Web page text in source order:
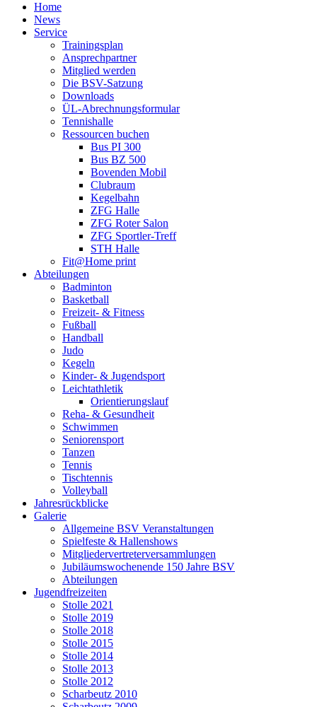
Home
News
Service
Trainingsplan
Ansprechpartner
Mitglied werden
Die BSV-Satzung
Downloads
ÜL-Abrechnungsformular
Tennishalle
Ressourcen buchen
Bus PI 300
Bus BZ 500
Bovenden Mobil
Clubraum
Kegelbahn
ZFG Halle
ZFG Roter Salon
ZFG Sportler-Treff
STH Halle
Fit@Home print
Abteilungen
Badminton
Basketball
Freizeit- & Fitness
Fußball
Handball
Judo
Kegeln
Kinder- & Jugendsport
Leichtathletik
Orientierungslauf
Reha- & Gesundheit
Schwimmen
Seniorensport
Tanzen
Tennis
Tischtennis
Volleyball
Jahresrückblicke
Galerie
Allgemeine BSV Veranstaltungen
Spielfeste & Hallenshows
Mitgliedervertreterversammlungen
Jubiläumswochenende 150 Jahre BSV
Abteilungen
Jugendfreizeiten
Stolle 2021
Stolle 2019
Stolle 2018
Stolle 2015
Stolle 2014
Stolle 2013
Stolle 2012
Scharbeutz 2010